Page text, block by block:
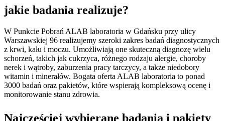
jakie badania realizuje?
W Punkcie Pobrań ALAB laboratoria w Gdańsku przy ulicy
Warszawskiej 96 realizujemy szeroki zakres badań diagnostycznych
z krwi, kału i moczu. Umożliwiają one skuteczną diagnozę wielu
schorzeń, takich jak cukrzyca, różnego rodzaju alergie, choroby
nerek i wątroby, zaburzenia pracy tarczycy, a także niedobory
witamin i minerałów. Bogata oferta ALAB laboratoria to ponad
3000 badań oraz pakietów, które wspierają kompleksową ocenę i
monitorowanie stanu zdrowia.
Najczęściej wybierane badania i pakiety